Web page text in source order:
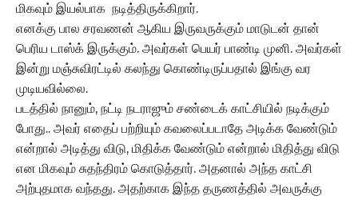
மிகவும் இயல்பாக நடித்திருக்கிறார்.
எனக்கு பால சரவணன் ஆகிய இருவருக்கும் மாடுடன் தான்
பெரிய டாஸ்க் இருக்கும். அவர்கள் பெயர் பாண்டி முனி. அவர்கள்
இன்று மஞ்சுவிரட்டில் கலந்து கொண்டிருப்பதால் இங்கு வர
முடியவில்லை.
படத்தில் நானும், நட்டி நடராஜும் சண்டைக் காட்சியில் நடிக்கும்
போது.. அவர் எதைப் பற்றியும் கவலைப்படாதே அடிக்க வேண்டும்
என்றால் அடித்து விடு, மிதிக்க வேண்டும் என்றால் மிதித்து விடு
என மிகவும் சுதந்திரம் கொடுத்தார். அதனால் அந்த காட்சி
அற்புதமாக வந்தது. அதற்காக இந்த தருணத்தில் அவருக்கு